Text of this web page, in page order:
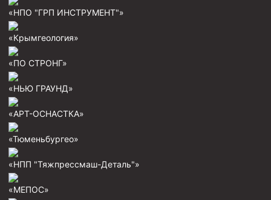
Инструмент для бурения и КРС (ловильный, аварийный)
Шаблоны колонные
Перья гидромониторные
Желонки
Ерши механические
«НПО "ГРП ИНСТРУМЕНТ"»
«Крымгеология»
«ПО СТРОНГ»
«НЬЮ ГРАУНД»
«АРТ-ОСНАСТКА»
«Тюменьбургео»
«НПП "Тяжпрессмаш-Деталь"»
«МЕПОС»